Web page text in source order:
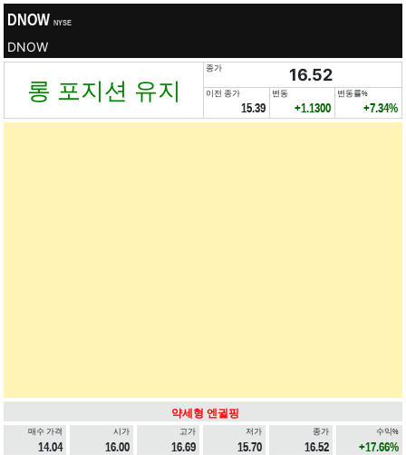
DNOW NYSE
DNOW
롱 포지션 유지
종가 16.52
이전 종가
15.39
변동
+1.1300
변동률%
+7.34%
약세형 엔귈핑
매수 가격
14.04
시가
16.00
고가
16.69
저가
15.70
종가
16.52
수익%
+17.66%